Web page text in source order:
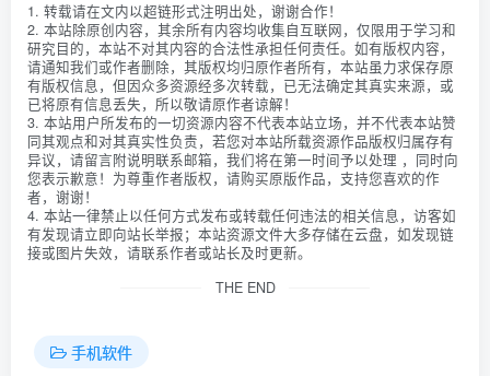
1. 转载请在文内以超链形式注明出处，谢谢合作！
2. 本站除原创内容，其余所有内容均收集自互联网，仅限用于学习和
研究目的，本站不对其内容的合法性承担任何责任。如有版权内容，
请通知我们或作者删除，其版权均归原作者所有，本站虽力求保存原
有版权信息，但因众多资源经多次转载，已无法确定其真实来源，或
已将原有信息丢失，所以敬请原作者谅解！
3. 本站用户所发布的一切资源内容不代表本站立场，并不代表本站赞
同其观点和对其真实性负责，若您对本站所载资源作品版权归属存有
异议，请留言附说明联系邮箱，我们将在第一时间予以处理 ，同时向
您表示歉意！为尊重作者版权，请购买原版作品，支持您喜欢的作
者，谢谢！
4. 本站一律禁止以任何方式发布或转载任何违法的相关信息，访客如
有发现请立即向站长举报；本站资源文件大多存储在云盘，如发现链
接或图片失效，请联系作者或站长及时更新。
THE END
手机软件